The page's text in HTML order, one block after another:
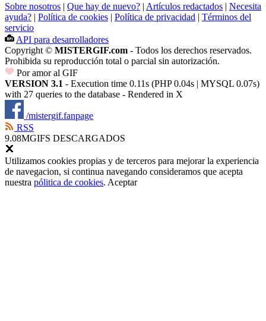
Sobre nosotros | Que hay de nuevo? | Artículos redactados | Necesita
ayuda? | Política de cookies | Política de privacidad | Términos del
servicio
API para desarrolladores
Copyright © MISTERGIF.com - Todos los derechos reservados.
Prohibida su reproducción total o parcial sin autorización.
Por amor al GIF
VERSION 3.1 - Execution time 0.11s (PHP 0.04s | MYSQL 0.07s)
with 27 queries to the database - Rendered in X
/mistergif.fanpage
RSS
9.08MGIFS DESCARGADOS
Utilizamos cookies propias y de terceros para mejorar la experiencia
de navegacion, si continua navegando consideramos que acepta
nuestra pólitica de cookies. Aceptar